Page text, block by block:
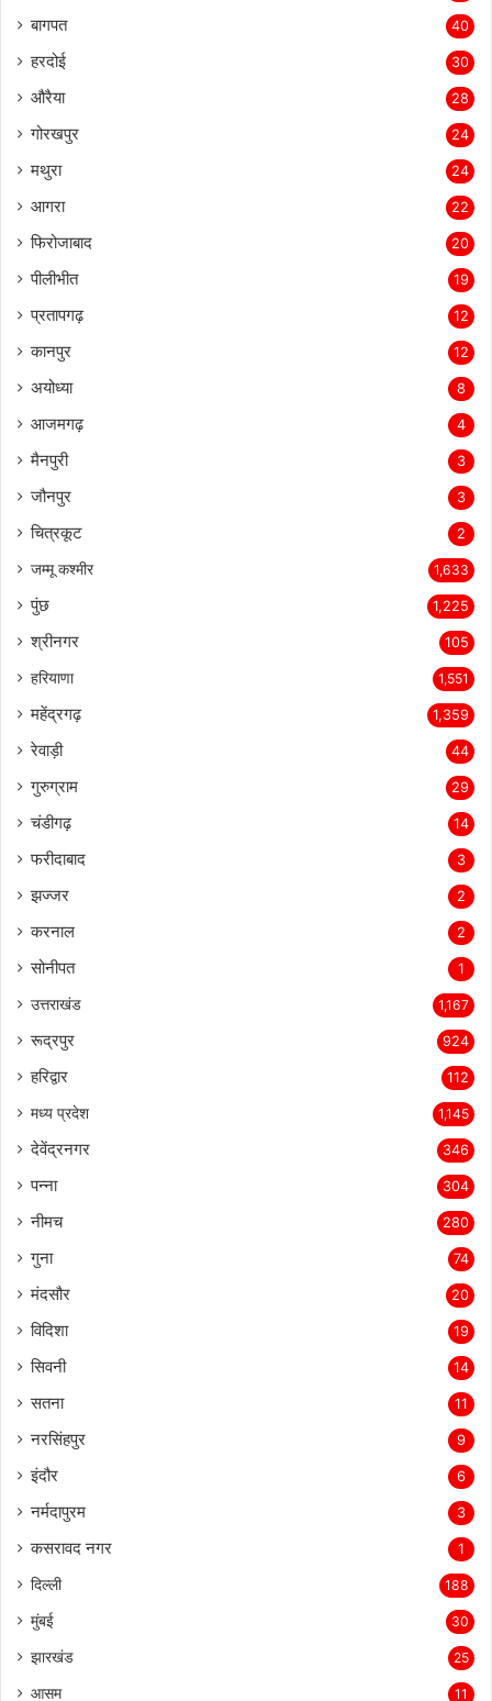
बागपत 40
हरदोई 30
औरैया 28
गोरखपुर 24
मथुरा 24
आगरा 22
फिरोजाबाद 20
पीलीभीत 19
प्रतापगढ़ 12
कानपुर 12
अयोध्या 8
आजमगढ़ 4
मैनपुरी 3
जौनपुर 3
चित्रकूट 2
जम्मू कश्मीर 1,633
पुंछ 1,225
श्रीनगर 105
हरियाणा 1,551
महेंद्रगढ़ 1,359
रेवाड़ी 44
गुरुग्राम 29
चंडीगढ़ 14
फरीदाबाद 3
झज्जर 2
करनाल 2
सोनीपत 1
उत्तराखंड 1,167
रूद्रपुर 924
हरिद्वार 112
मध्य प्रदेश 1,145
देवेंद्रनगर 346
पन्ना 304
नीमच 280
गुना 74
मंदसौर 20
विदिशा 19
सिवनी 14
सतना 11
नरसिंहपुर 9
इंदौर 6
नर्मदापुरम 3
कसरावद नगर 1
दिल्ली 188
मुंबई 30
झारखंड 25
आसम 11